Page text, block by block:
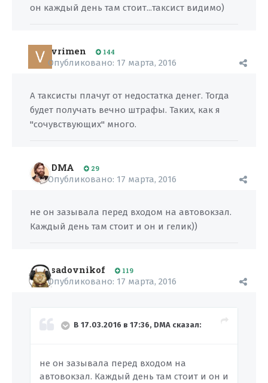
он каждый день там стоит...таксист видимо)
vrimen 144
Опубликовано: 17 марта, 2016
А таксисты плачут от недостатка денег. Тогда
будет получать вечно штрафы. Таких, как я
"сочувствующих" много.
DMA 29
Опубликовано: 17 марта, 2016
не он зазывала перед входом на автовокзал.
Каждый день там стоит и он и гелик))
sadovnikof 119
Опубликовано: 17 марта, 2016
В 17.03.2016 в 17:36, DMA сказал:
не он зазывала перед входом на
автовокзал. Каждый день там стоит и он и